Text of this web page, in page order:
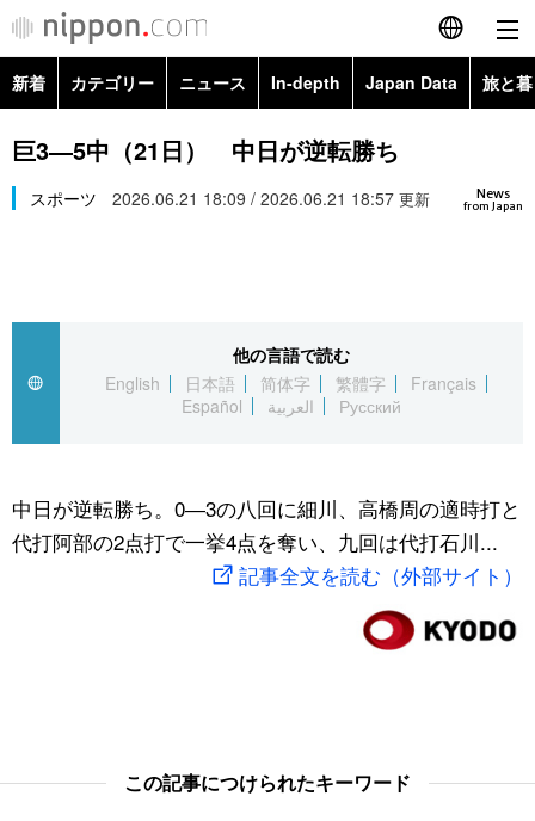
English
简体字
繁體字
العربية
社会
スポーツ・東京2020
旅と暮らし
新着 カテゴリー ニュース In-depth Japan Data 旅と
政治・外交
経済・ビジネス
社会
文化
科学・技術
暮らし
Images
お知らせ
巨3―5中（21日） 中日が逆転勝ち
News
from Japan
スポーツ 2026.06.21 18:09 / 2026.06.21 18:57 更新
他の言語で読む
English
日本語 简体字 繁體字
Français
Español
العربية Русский
中日が逆転勝ち。0―3の八回に細川、高橋周の適時打と
代打阿部の2点打で一挙4点を奪い、九回は代打石川...
記事全文を読む（外部サイト）
この記事につけられたキーワード